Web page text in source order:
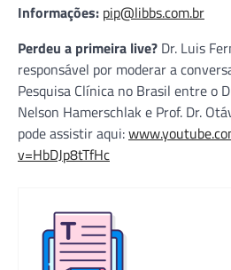
Informações: pip@libbs.com.br
Perdeu a primeira live? Dr. Luis
responsável por moderar a
Pesquisa Clínica no Brasil entre o
Nelson Hamerschlak e Prof. Dr.
pode assistir aqui:
v=HbDJp8tTfHc